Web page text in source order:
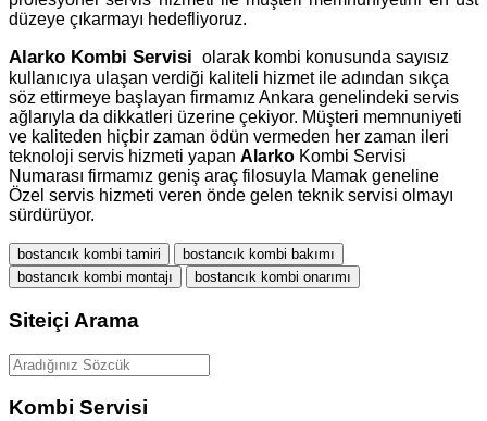
düzeye çıkarmayı hedefliyoruz.
Alarko Kombi Servisi olarak kombi konusunda sayısız
kullanıcıya ulaşan verdiği kaliteli hizmet ile adından sıkça
söz ettirmeye başlayan firmamız Ankara genelindeki servis
ağlarıyla da dikkatleri üzerine çekiyor. Müşteri memnuniyeti
ve kaliteden hiçbir zaman ödün vermeden her zaman ileri
teknoloji servis hizmeti yapan Alarko Kombi Servisi
Numarası firmamız geniş araç filosuyla Mamak geneline
Özel servis hizmeti veren önde gelen teknik servisi olmayı
sürdürüyor.
bostancık kombi tamiri
bostancık kombi bakımı
bostancık kombi montajı
bostancık kombi onarımı
Siteiçi Arama
Kombi Servisi